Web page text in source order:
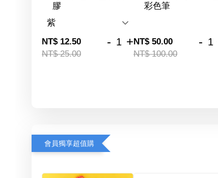
膠
NT$ 12.50
NT$ 25.00
- +
彩色筆
NT$ 50.00
NT$ 100.00
-
會員獨享超值購